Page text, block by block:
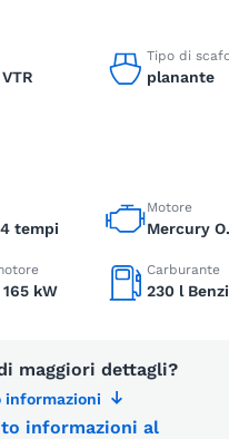
Tipo di
planante
tempi
Motore
Mercury
kW
Carburante
230 l
maggiori dettagli?
informazioni
informazioni al